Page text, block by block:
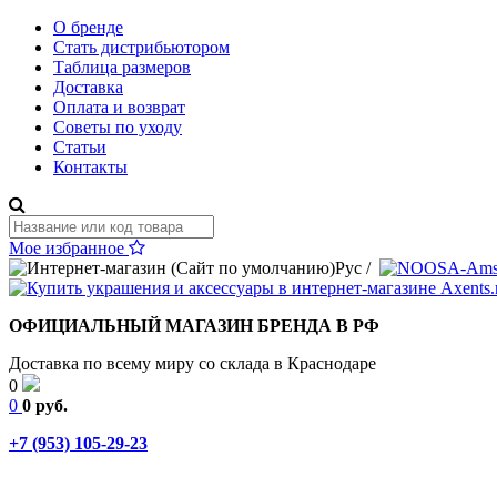
О бренде
Стать дистрибьютором
Таблица размеров
Доставка
Оплата и возврат
Советы по уходу
Статьи
Контакты
Мое избранное
Рус /
ОФИЦИАЛЬНЫЙ МАГАЗИН БРЕНДА В РФ
Доставка по всему миру со склада в Краснодаре
0
0 0 руб.
+7 (953) 105-29-23